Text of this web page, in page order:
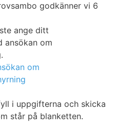
godkänner vi 6
ange ditt
ansökan om
om
i uppgifterna och skicka
står på blanketten.